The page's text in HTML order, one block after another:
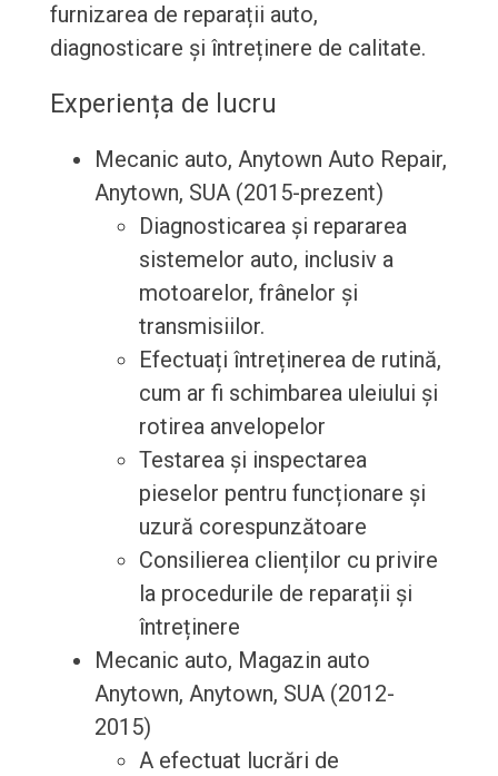
furnizarea de reparații auto,
diagnosticare și întreținere de calitate.
Experiența de lucru
Mecanic auto, Anytown Auto Repair,
Anytown, SUA (2015-prezent)
Diagnosticarea și repararea
sistemelor auto, inclusiv a
motoarelor, frânelor și
transmisiilor.
Efectuați întreținerea de rutină,
cum ar fi schimbarea uleiului și
rotirea anvelopelor
Testarea și inspectarea
pieselor pentru funcționare și
uzură corespunzătoare
Consilierea clienților cu privire
la procedurile de reparații și
întreținere
Mecanic auto, Magazin auto
Anytown, Anytown, SUA (2012-
2015)
A efectuat lucrări de